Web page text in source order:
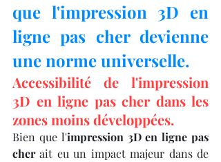
que l'impression 3D en
ligne pas cher devienne
une norme universelle.
Accessibilité de l'impression
3D en ligne pas cher dans les
zones moins développées.
Bien que l'impression 3D en ligne pas
cher ait eu un impact majeur dans de